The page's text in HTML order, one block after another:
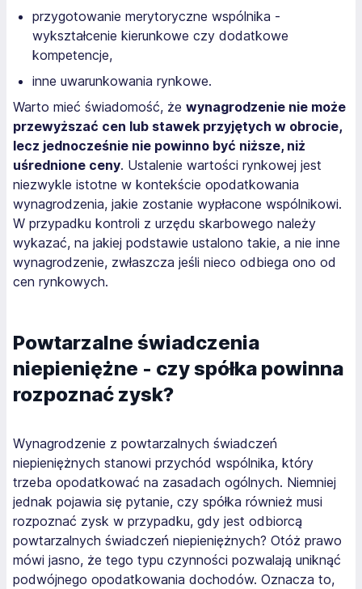
przygotowanie merytoryczne wspólnika -
wykształcenie kierunkowe czy dodatkowe
kompetencje,
inne uwarunkowania rynkowe.
Warto mieć świadomość, że wynagrodzenie nie może
przewyższać cen lub stawek przyjętych w obrocie,
lecz jednocześnie nie powinno być niższe, niż
uśrednione ceny. Ustalenie wartości rynkowej jest
niezwykle istotne w kontekście opodatkowania
wynagrodzenia, jakie zostanie wypłacone wspólnikowi.
W przypadku kontroli z urzędu skarbowego należy
wykazać, na jakiej podstawie ustalono takie, a nie inne
wynagrodzenie, zwłaszcza jeśli nieco odbiega ono od
cen rynkowych.
Powtarzalne świadczenia
niepieniężne - czy spółka powinna
rozpoznać zysk?
Wynagrodzenie z powtarzalnych świadczeń
niepieniężnych stanowi przychód wspólnika, który
trzeba opodatkować na zasadach ogólnych. Niemniej
jednak pojawia się pytanie, czy spółka również musi
rozpoznać zysk w przypadku, gdy jest odbiorcą
powtarzalnych świadczeń niepieniężnych? Otóż prawo
mówi jasno, że tego typu czynności pozwalają uniknąć
podwójnego opodatkowania dochodów. Oznacza to,